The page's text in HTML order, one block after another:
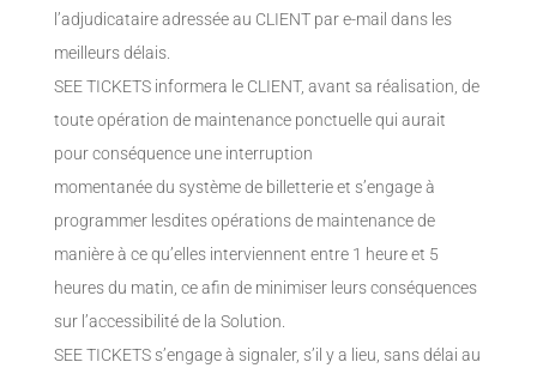
l’adjudicataire adressée au CLIENT par e-mail dans les
meilleurs délais.
SEE TICKETS informera le CLIENT, avant sa réalisation, de
toute opération de maintenance ponctuelle qui aurait
pour conséquence une interruption
momentanée du système de billetterie et s’engage à
programmer lesdites opérations de maintenance de
manière à ce qu’elles interviennent entre 1 heure et 5
heures du matin, ce afin de minimiser leurs conséquences
sur l’accessibilité de la Solution.
SEE TICKETS s’engage à signaler, s’il y a lieu, sans délai au